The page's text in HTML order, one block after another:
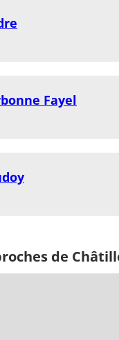
Fayel
de